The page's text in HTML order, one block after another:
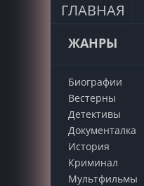
ГЛАВНАЯ
ЖАНРЫ
Биографии
Вестерны
Детективы
Документалка
История
Криминал
Мультфильмы